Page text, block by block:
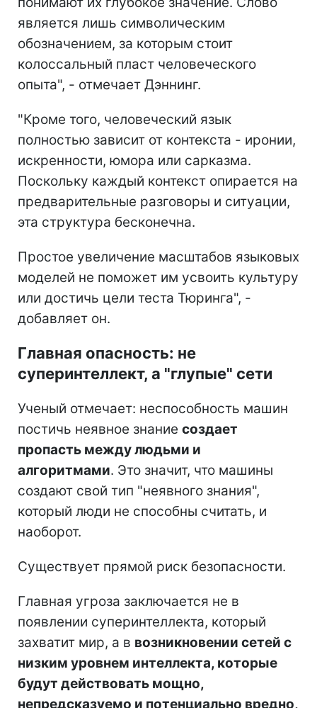
является лишь символическим
обозначением, за которым стоит
колоссальный пласт человеческого
опыта", - отмечает Дэннинг.
"Кроме того, человеческий язык
полностью зависит от контекста - иронии,
искренности, юмора или сарказма.
Поскольку каждый контекст опирается на
предварительные разговоры и ситуации,
эта структура бесконечна.
Простое увеличение масштабов языковых
моделей не поможет им усвоить культуру
или достичь цели теста Тюринга", -
добавляет он.
Главная опасность: не
суперинтеллект, а "глупые" сети
Ученый отмечает: неспособность машин
постичь неявное знание создает
пропасть между людьми и
алгоритмами. Это значит, что машины
создают свой тип "неявного знания",
который люди не способны считать, и
наоборот.
Существует прямой риск безопасности.
Главная угроза заключается не в
появлении суперинтеллекта, который
захватит мир, а в возникновении сетей с
низким уровнем интеллекта, которые
будут действовать мощно,
непредсказуемо и потенциально вредно,